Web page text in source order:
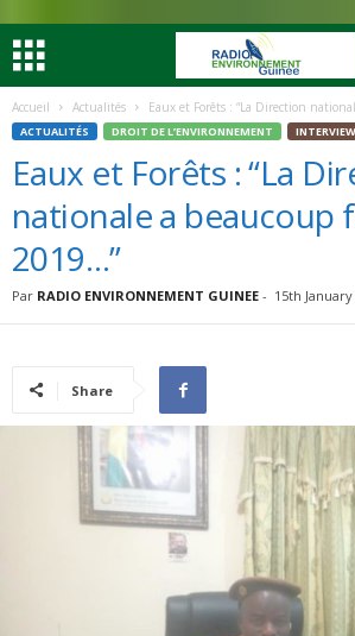
Accueil Actualités Eaux et Forêts : “La Direction
ACTUALITÉS DROIT DE L’ENVIRONNEMENT
Eaux et Forêts : “La
nationale a beaucoup
2019…”
Par RADIO ENVIRONNEMENT GUINEE - 15th January
Share